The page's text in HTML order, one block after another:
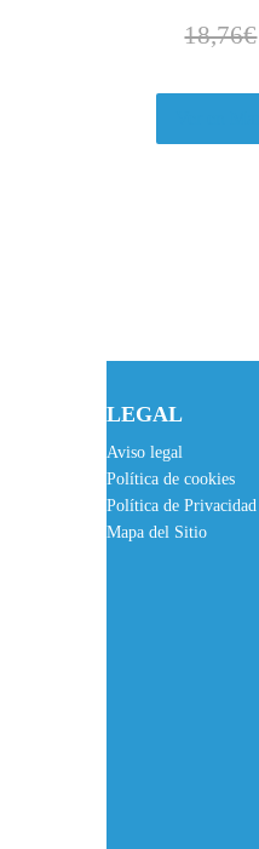
18,76€
LEGAL
Aviso legal
Política de cookies
Política de Privacidad
Mapa del Sitio